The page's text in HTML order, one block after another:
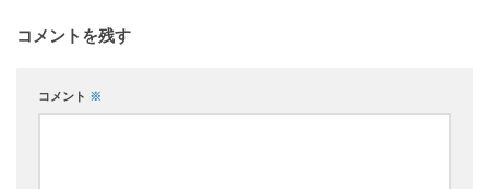
コメントを残す
コメント ※